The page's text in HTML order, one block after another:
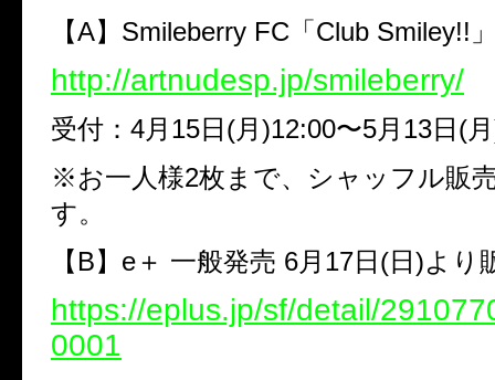
【A】Smileberry FC「Club Smiley!!
http://artnudesp.jp/smileberry/
受付：4月15日(月)12:00〜5月13日(
※お一人様2枚まで、シャッフル販
す。
【B】e＋ 一般発売 6月17日(日)より
https://eplus.jp/sf/detail/
0001